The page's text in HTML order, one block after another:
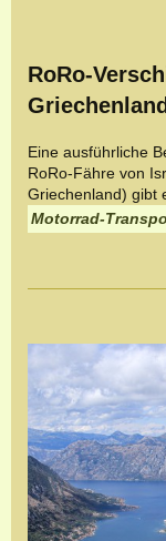
RoRo-
Griechenland
Eine ausführliche
RoRo-Fähre von
Griechenland) gibt
Motorrad-